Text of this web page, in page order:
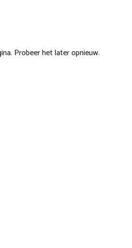
Probeer het later opnieuw.